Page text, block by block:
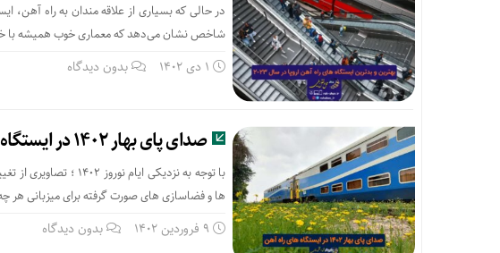
در حالی که بسیاری از علاقه مندان به راه آهن،
شاخص نشان می‌دهد که معماری خوب همیشه با
1 دی 1402 بدون دیدگاه
صدای پای بهار ۱۴۰۲ در ایستگاه های راه آهن
با توجه به نزدیکی
ها و فضاسازی های صورت گرفته برای میزبانی هر
9 فروردین 1402 بدون دیدگاه